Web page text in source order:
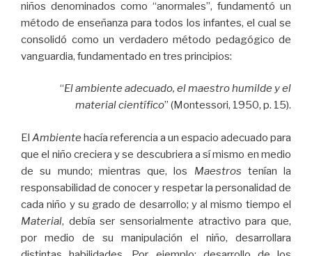
niños denominados como “anormales”, fundamentó un
método de enseñanza para todos los infantes, el cual se
consolidó como un verdadero método pedagógico de
vanguardia, fundamentado en tres principios:
“El ambiente adecuado, el maestro humilde y el
material científico” (Montessori, 1950, p. 15).
El Ambiente hacía referencia a un espacio adecuado para
que el niño creciera y se descubriera a sí mismo en medio
de su mundo; mientras que, los Maestros tenían la
responsabilidad de conocer y respetar la personalidad de
cada niño y su grado de desarrollo; y al mismo tiempo el
Material, debía ser sensorialmente atractivo para que,
por medio de su manipulación el niño, desarrollara